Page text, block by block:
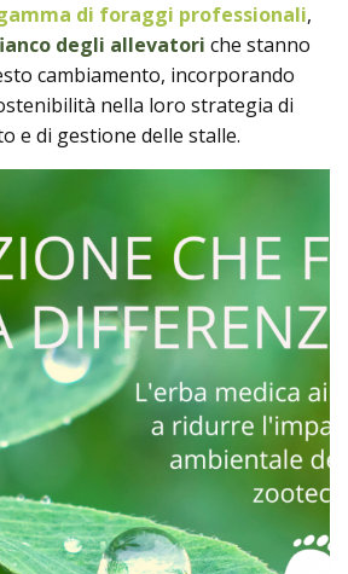
di foraggi professionali,
degli allevatori che stanno
cambiamento, incorporando
nella loro strategia di
e di gestione delle stalle.